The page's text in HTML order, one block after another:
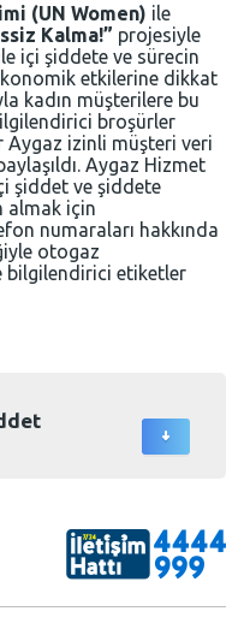
(UN Women) ile
Kalma!” projesiyle
içi şiddete ve sürecin
etkilerine dikkat
kadın müşterilere bu
broşürler
Aygaz izinli müşteri veri
Aygaz Hizmet
şiddet ve şiddete
almak için
numaraları hakkında
otogaz
bilgilendirici etiketler